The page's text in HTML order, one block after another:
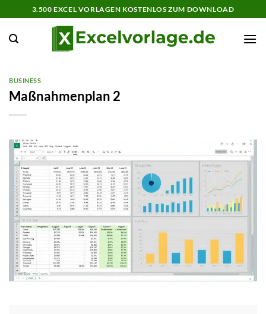
Inhalt
springen
3.500 EXCEL VORLAGEN KOSTENLOS ZUM DOWNLOAD
BUSINESS
Maßnahmenplan 2